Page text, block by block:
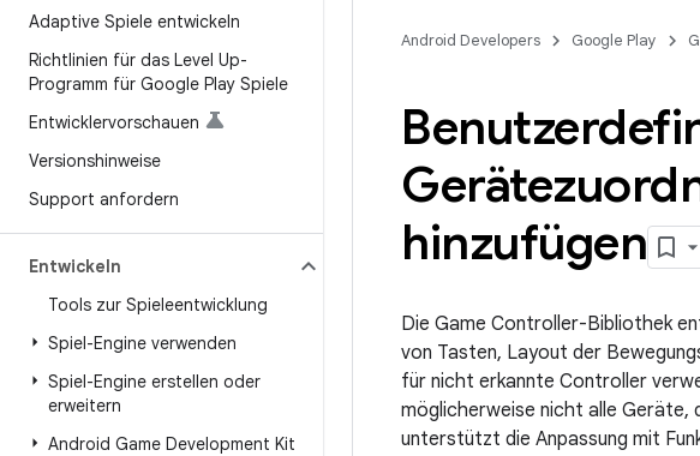
Adaptive Spiele entwickeln
Richtlinien für das Level Up-
Programm für Google Play Spiele
Entwicklervorschauen
Versionshinweise
Support anfordern
Entwickeln
Tools zur Spieleentwicklung
Spiel-Engine verwenden
Spiel-Engine erstellen oder
erweitern
Android Game Development Kit
Android Developers Google Play
hinzufügen
Die Game Controller-Bibliothek
von Tasten, Layout der
für nicht erkannte Controller
möglicherweise nicht alle Geräte,
unterstützt die Anpassung mit